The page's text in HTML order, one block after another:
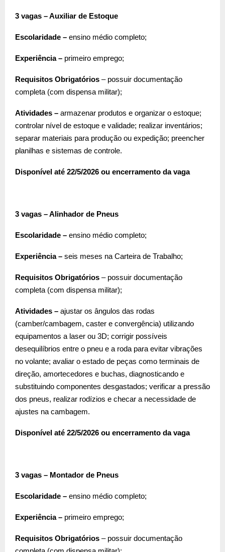
3 vagas – Auxiliar de Estoque
Escolaridade – ensino médio completo;
Experiência – primeiro emprego;
Requisitos Obrigatórios – possuir documentação
completa (com dispensa militar);
Atividades – armazenar produtos e organizar o estoque;
controlar nível de estoque e validade; realizar inventários;
separar materiais para produção ou expedição; preencher
planilhas e sistemas de controle.
Disponível até 22/5/2026 ou encerramento da vaga
3 vagas – Alinhador de Pneus
Escolaridade – ensino médio completo;
Experiência – seis meses na Carteira de Trabalho;
Requisitos Obrigatórios – possuir documentação
completa (com dispensa militar);
Atividades – ajustar os ângulos das rodas
(camber/cambagem, caster e convergência) utilizando
equipamentos a laser ou 3D; corrigir possíveis
desequilíbrios entre o pneu e a roda para evitar vibrações
no volante; avaliar o estado de peças como terminais de
direção, amortecedores e buchas, diagnosticando e
substituindo componentes desgastados; verificar a pressão
dos pneus, realizar rodízios e checar a necessidade de
ajustes na cambagem.
Disponível até 22/5/2026 ou encerramento da vaga
3 vagas – Montador de Pneus
Escolaridade – ensino médio completo;
Experiência – primeiro emprego;
Requisitos Obrigatórios – possuir documentação